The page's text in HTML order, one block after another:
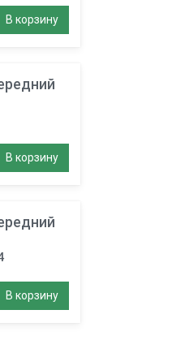
В корзину
В корзину
В корзину